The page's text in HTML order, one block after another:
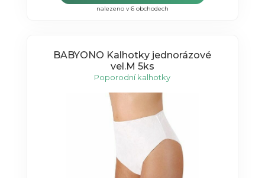
nalezeno v 6 obchodech
BABYONO Kalhotky jednorázové
vel.M 5ks
Poporodní kalhotky